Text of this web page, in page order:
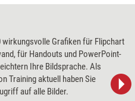
wirkungsvolle Grafiken für Flipchart
für Handouts und PowerPoint-
Ihre Bildsprache. Als
Training aktuell haben Sie
auf alle Bilder.